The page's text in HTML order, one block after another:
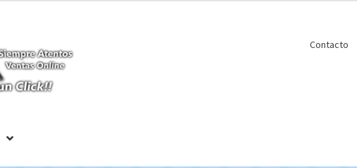
Contacto